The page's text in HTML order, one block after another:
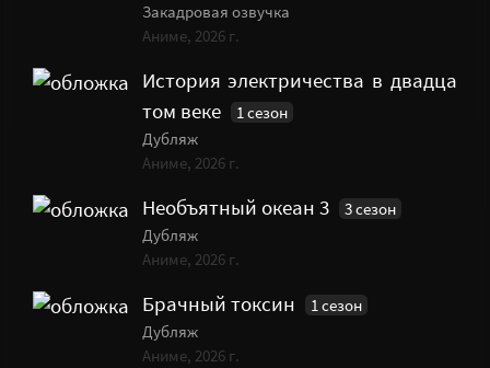
Закадровая озвучка
Аниме, 2026 г.
История электричества в двадца
том веке
1 сезон
Дубляж
Аниме, 2026 г.
Необъятный океан 3
3 сезон
Дубляж
Аниме, 2026 г.
Брачный токсин
1 сезон
Дубляж
Аниме, 2026 г.